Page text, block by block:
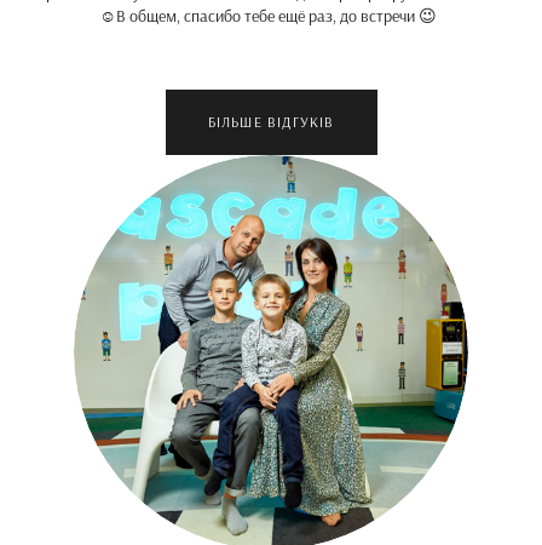
☺️В общем, спасибо тебе ещё раз, до встречи 😉
БІЛЬШЕ ВІДГУКІВ